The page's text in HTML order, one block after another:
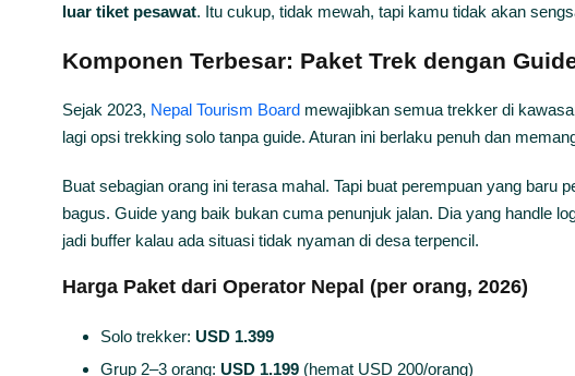
luar tiket pesawat. Itu cukup, tidak mewah, tapi kamu tidak akan
Komponen Terbesar: Paket Trek dengan
Sejak 2023, Nepal Tourism Board mewajibkan semua trekker di
lagi opsi trekking solo tanpa guide. Aturan ini berlaku penuh dan
Buat sebagian orang ini terasa mahal. Tapi buat perempuan yang
bagus. Guide yang baik bukan cuma penunjuk jalan. Dia yang handle
jadi buffer kalau ada situasi tidak nyaman di desa terpencil.
Harga Paket dari Operator Nepal (per orang, 2026)
Solo trekker: USD 1.399
Grup 2–3 orang: USD 1.199 (hemat USD 200/orang)